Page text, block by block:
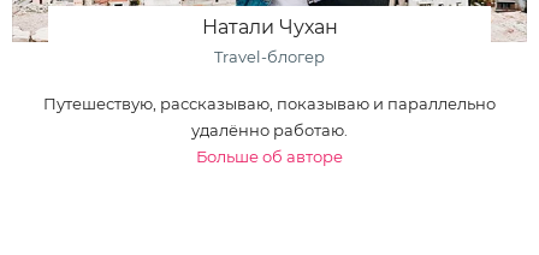
Натали Чухан
Travel-блогер
Путешествую, рассказываю, показываю и параллельно
удалённо работаю.
Больше об авторе